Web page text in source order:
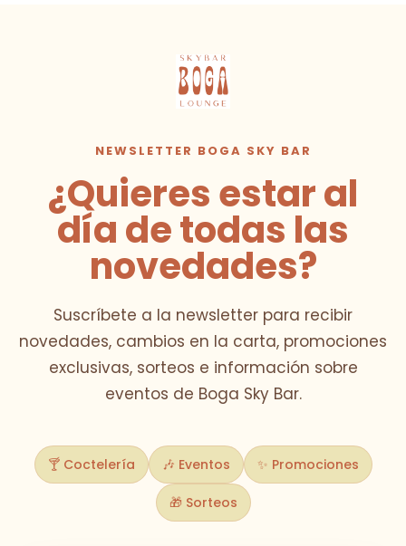
NEWSLETTER BOGA SKY BAR
¿Quieres estar al
día de todas las
novedades?
Suscríbete a la newsletter para recibir
novedades, cambios en la carta, promociones
exclusivas, sorteos e información sobre
eventos de Boga Sky Bar.
🍸 Coctelería 🎶 Eventos ✨ Promociones
🎁 Sorteos